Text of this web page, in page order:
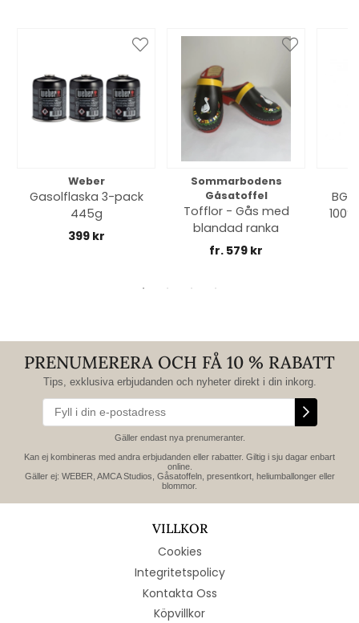
Weber
Gasolflaska 3-pack
445g
399 kr
Sommarbodens
Gåsatoffel
Tofflor - Gås med
blandad ranka
fr. 579 kr
PRENUMERERA OCH FÅ 10 % RABATT
Tips, exklusiva erbjudanden och nyheter direkt i din inkorg.
Gäller endast nya prenumeranter.
Kan ej kombineras med andra erbjudanden eller rabatter. Giltig i sju dagar enbart
online.
Gäller ej: WEBER, AMCA Studios, Gåsatoffeln, presentkort, heliumballonger eller
blommor.
VILLKOR
Cookies
Integritetspolicy
Kontakta Oss
Köpvillkor